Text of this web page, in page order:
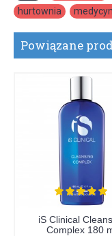
hurtownia
Powiązane
iS Clinical
Complex 180